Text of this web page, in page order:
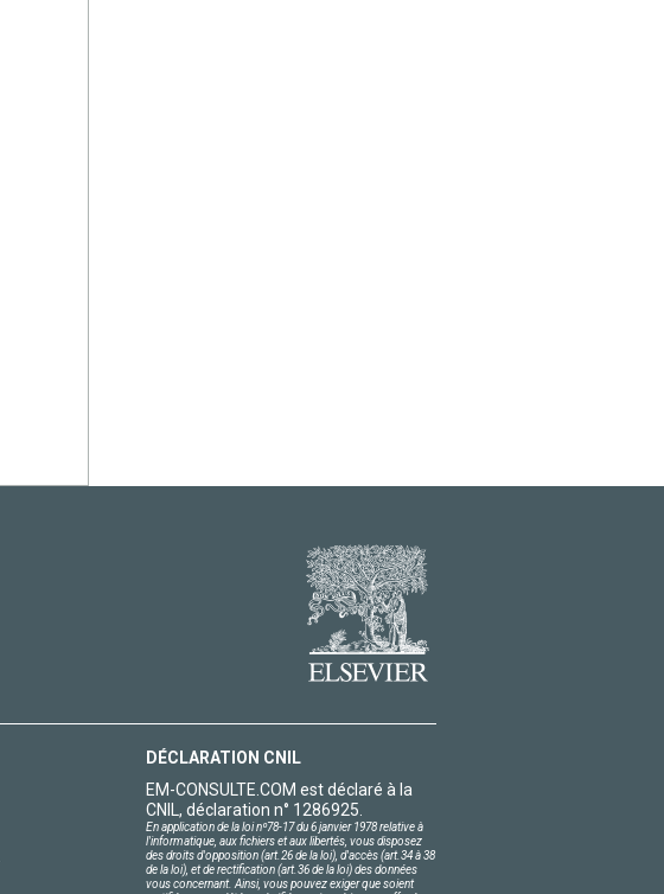
DÉCLARATION CNIL
EM-CONSULTE.COM est déclaré à la
CNIL, déclaration n° 1286925.
En application de la loi nº78-17 du 6 janvier 1978 relative à
l'informatique, aux fichiers et aux libertés, vous disposez
des droits d'opposition (art.26 de la loi), d'accès (art.34 à 38
de la loi), et de rectification (art.36 de la loi) des données
vous concernant. Ainsi, vous pouvez exiger que soient